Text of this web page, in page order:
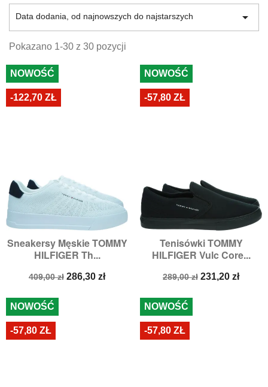
naszym sklepie online prezentujemy modele dopasowane
do Twoich indywidualnych potrzeb. W Riccardo
znajdzieszmęskie buty sportowe, w których uprawianie
sportu to sama przyjemność. Oferujemy
szczegóły. Zobacz naszą ofertę i wybierz najlepsze buty
sportowe dla siebie.
Data dodania, od najnowszych do najstarszych 
Pokazano 1-30 z 30 pozycji
Sneakersy Męskie TOMMY
HILFIGER Th...
Cena
409,00 zł Cena
286,30 zł
NOWOŚĆ
-122,70 ZŁ
Tenisówki TOMMY
HILFIGER Vulc Core...
Cena
289,00 zł Cena
231,20 zł
NOWOŚĆ
-57,80 ZŁ
NOWOŚĆ
-57,80 ZŁ
NOWOŚĆ
-57,80 ZŁ